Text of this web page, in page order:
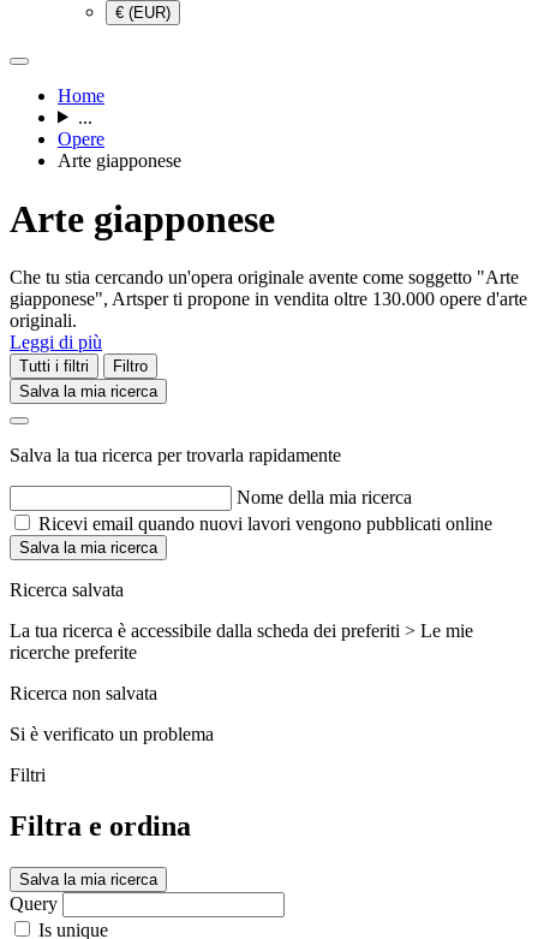
€ (EUR)
Home
...
Opere
Arte giapponese
Arte giapponese
Che tu stia cercando un'opera originale avente come soggetto "Arte
giapponese", Artsper ti propone in vendita oltre 130.000 opere d'arte
originali.
Leggi di più
Tutti i filtri
Filtro
Salva la mia ricerca
Salva la tua ricerca per trovarla rapidamente
Nome della mia ricerca
Ricevi email quando nuovi lavori vengono pubblicati online
Salva la mia ricerca
Ricerca salvata
La tua ricerca è accessibile dalla scheda dei preferiti > Le mie
ricerche preferite
Ricerca non salvata
Si è verificato un problema
Filtri
Filtra e ordina
Salva la mia ricerca
Query
Is unique